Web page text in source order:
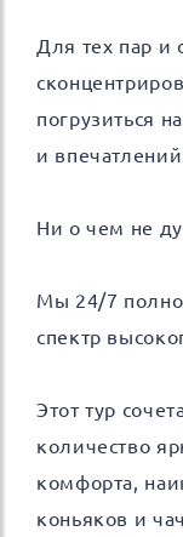
Для тех пар и
погрузиться
и
Ни о чем не
Мы 24/7
спектр
Этот тур
количество
комфорта,
коньяков и